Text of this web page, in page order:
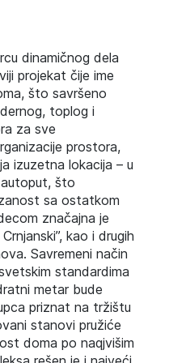
dinamičnog dela
projekat čije ime
što savršeno
toplog i
za sve
prostora,
izuzetna lokacija – u
što
sa ostatkom
značajna je
kao i drugih
Savremeni način
standardima
metar bude
priznat na tržištu
stanovi pružiće
doma po naqjvišim